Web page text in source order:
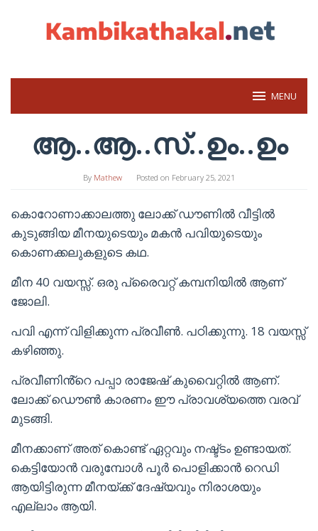
MENU
ആ..ആ..സ്..ഉം..ഉം
By Mathew Posted on February 25, 2021
കൊറോണാക്കാലത്തു ലോക്ക് ഡൗണിൽ വീട്ടിൽ
കുടുങ്ങിയ മീനയുടെയും മകൻ പവിയുടെയും
കൊണക്കലുകളുടെ കഥ.
മീന 40 വയസ്സ്. ഒരു പ്രൈവറ്റ് കമ്പനിയിൽ ആണ്
ജോലി.
പവി എന്ന് വിളിക്കുന്ന പ്രവീൺ. പഠിക്കുന്നു. 18 വയസ്സ്
കഴിഞ്ഞു.
പ്രവീണിൻ്റെ പപ്പാ രാജേഷ് കുവൈറ്റിൽ ആണ്.
ലോക്ക് ഡൌൺ കാരണം ഈ പ്രാവശ്യത്തെ വരവ്
മുടങ്ങി.
മീനക്കാണ് അത് കൊണ്ട് ഏറ്റവും നഷ്ട്ടം ഉണ്ടായത്.
കെട്ടിയോൻ വരുമ്പോൾ പൂർ പൊളിക്കാൻ റെഡി
ആയിട്ടിരുന്ന മീനയ്ക്ക് ദേഷ്യവും നിരാശയും
എല്ലാം ആയി.